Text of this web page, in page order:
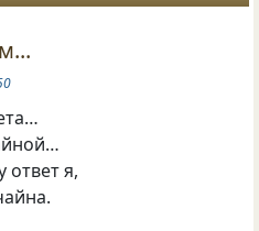
ответ я,